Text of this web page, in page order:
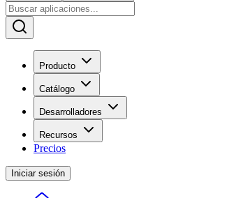
Producto
Catálogo
Desarrolladores
Recursos
Precios
Iniciar sesión